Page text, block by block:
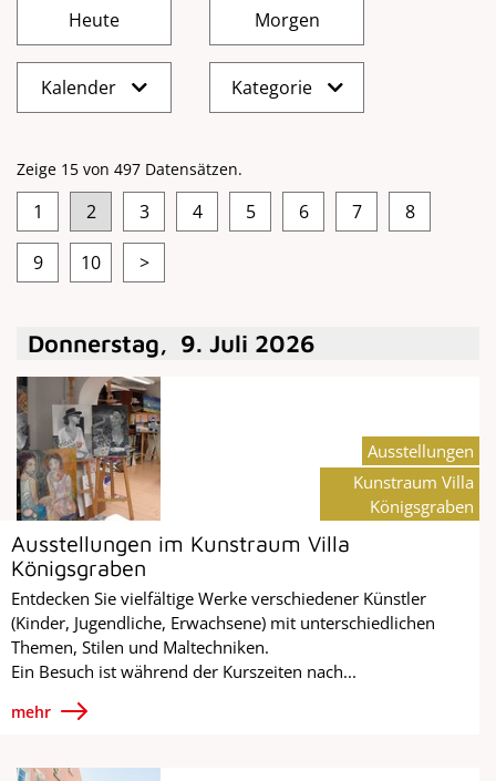
Kalender Kategorie
Zeige 15 von 497 Datensätzen.
1 2 3 4 5 6 7 8
9 10 >
Donnerstag, 9. Juli 2026
Ausstellungen im Kunstraum Villa
Königsgraben
Entdecken Sie vielfältige Werke verschiedener Künstler
(Kinder, Jugendliche, Erwachsene) mit unterschiedlichen
Themen, Stilen und Maltechniken.
Ein Besuch ist während der Kurszeiten nach...
mehr
Ausstellungen
Kunstraum Villa
Königsgraben